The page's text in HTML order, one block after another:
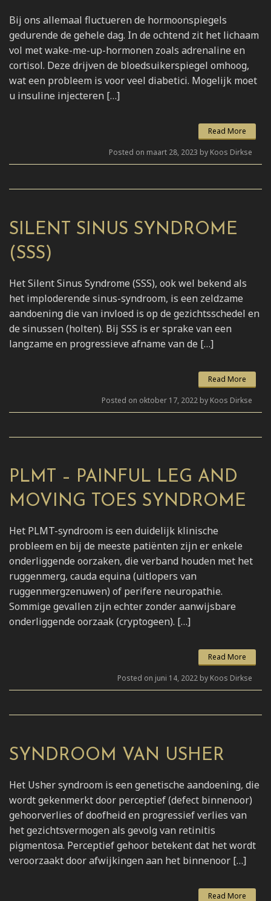
Bij ons allemaal fluctueren de hormoonspiegels
gedurende de gehele dag. In de ochtend zit het lichaam
vol met wake-me-up-hormonen zoals adrenaline en
cortisol. Deze drijven de bloedsuikerspiegel omhoog,
wat een probleem is voor veel diabetici. Mogelijk moet
u insuline injecteren […]
Read More
Posted on maart 28, 2023 by Koos Dirkse
SILENT SINUS SYNDROME
(SSS)
Het Silent Sinus Syndrome (SSS), ook wel bekend als
het imploderende sinus-syndroom, is een zeldzame
aandoening die van invloed is op de gezichtsschedel en
de sinussen (holten). Bij SSS is er sprake van een
langzame en progressieve afname van de […]
Read More
Posted on oktober 17, 2022 by Koos Dirkse
PLMT – PAINFUL LEG AND
MOVING TOES SYNDROME
Het PLMT-syndroom is een duidelijk klinische
probleem en bij de meeste patiënten zijn er enkele
onderliggende oorzaken, die verband houden met het
ruggenmerg, cauda equina (uitlopers van
ruggenmergzenuwen) of perifere neuropathie.
Sommige gevallen zijn echter zonder aanwijsbare
onderliggende oorzaak (cryptogeen). […]
Read More
Posted on juni 14, 2022 by Koos Dirkse
SYNDROOM VAN USHER
Het Usher syndroom is een genetische aandoening, die
wordt gekenmerkt door perceptief (defect binnenoor)
gehoorverlies of doofheid en progressief verlies van
het gezichtsvermogen als gevolg van retinitis
pigmentosa. Perceptief gehoor betekent dat het wordt
veroorzaakt door afwijkingen aan het binnenoor […]
Read More